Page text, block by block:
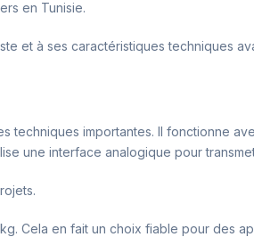
en Tunisie.
et à ses caractéristiques techniques
techniques importantes. Il fonctionne
une interface analogique pour
Cela en fait un choix fiable pour des